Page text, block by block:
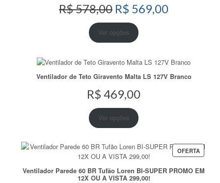
R$578,00 O
preço
original
era:
R$ 578,00.
R$ 569,00O
Ver opções
Ventilador de Teto Giravento Malta LS 127V Branco
R$ 469,00
Ver opções
OFERTA
EM
Ventilador Parede 60 BR Tufão Loren BI-SUPER PROMO EM
12X OU A VISTA 299,00!